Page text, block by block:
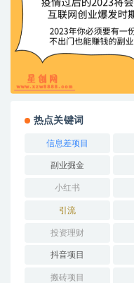
热点关键词
信息差项目
副业掘金
小红书
引流
投资理财
抖音项目
搬砖项目